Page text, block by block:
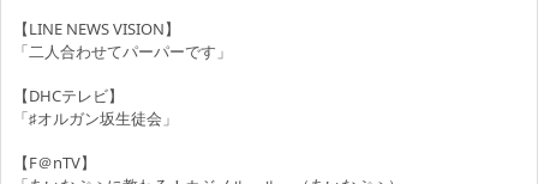
【LINE NEWS VISION】
「二人合わせてパーパーです」
【DHCテレビ】
「♯オルガン坂生徒会」
【F＠nTV】